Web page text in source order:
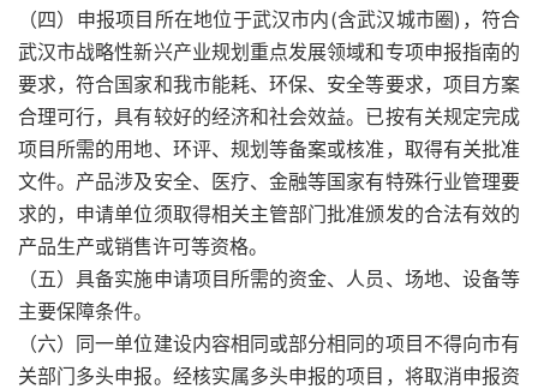
（四）申报项目所在地位于武汉市内(含武汉城市圈)，符合
武汉市战略性新兴产业规划重点发展领域和专项申报指南的
要求，符合国家和我市能耗、环保、安全等要求，项目方案
合理可行，具有较好的经济和社会效益。已按有关规定完成
项目所需的用地、环评、规划等备案或核准，取得有关批准
文件。产品涉及安全、医疗、金融等国家有特殊行业管理要
求的，申请单位须取得相关主管部门批准颁发的合法有效的
产品生产或销售许可等资格。
（五）具备实施申请项目所需的资金、人员、场地、设备等
主要保障条件。
（六）同一单位建设内容相同或部分相同的项目不得向市有
关部门多头申报。经核实属多头申报的项目，将取消申报资